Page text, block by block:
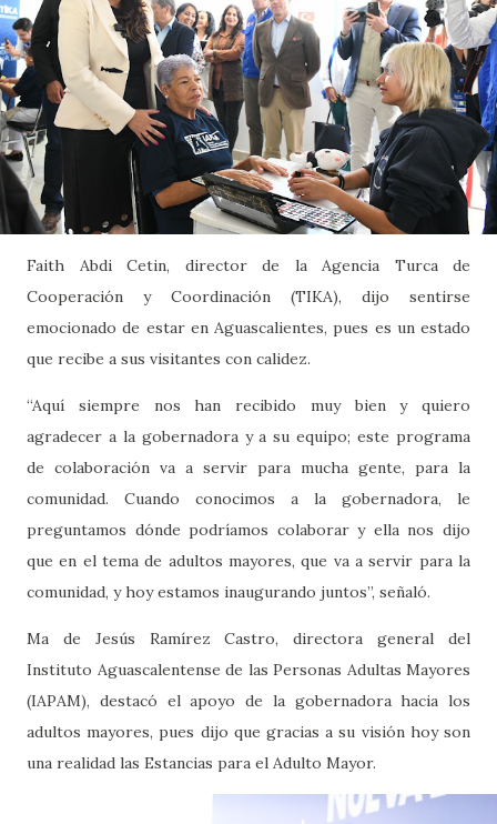
Faith Abdi Cetin, director de la Agencia Turca de
Cooperación y Coordinación (TIKA), dijo sentirse
emocionado de estar en Aguascalientes, pues es un estado
que recibe a sus visitantes con calidez.
“Aquí siempre nos han recibido muy bien y quiero
agradecer a la gobernadora y a su equipo; este programa
de colaboración va a servir para mucha gente, para la
comunidad. Cuando conocimos a la gobernadora, le
preguntamos dónde podríamos colaborar y ella nos dijo
que en el tema de adultos mayores, que va a servir para la
comunidad, y hoy estamos inaugurando juntos”, señaló.
Ma de Jesús Ramírez Castro, directora general del
Instituto Aguascalentense de las Personas Adultas Mayores
(IAPAM), destacó el apoyo de la gobernadora hacia los
adultos mayores, pues dijo que gracias a su visión hoy son
una realidad las Estancias para el Adulto Mayor.